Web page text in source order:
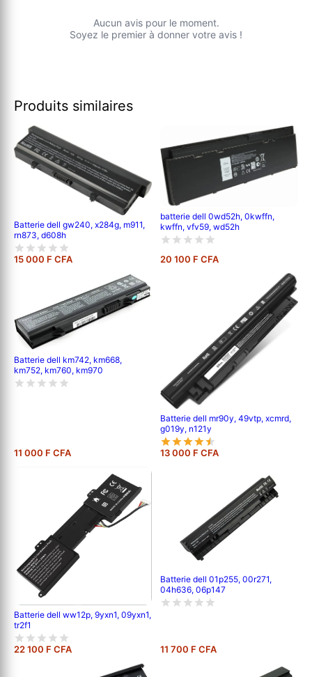
Aucun avis pour le moment.
Soyez le premier à donner votre avis !
Produits similaires
Batterie dell gw240, x284g, m911,
rn873, d608h
15 000 F CFA
batterie dell 0wd52h, 0kwffn,
kwffn, vfv59, wd52h
20 100 F CFA
Batterie dell km742, km668,
km752, km760, km970
11 000 F CFA
Batterie dell mr90y, 49vtp, xcmrd,
g019y, n121y
13 000 F CFA
Batterie dell ww12p, 9yxn1, 09yxn1,
tr2f1
22 100 F CFA
Batterie dell 01p255, 00r271,
04h636, 06p147
11 700 F CFA